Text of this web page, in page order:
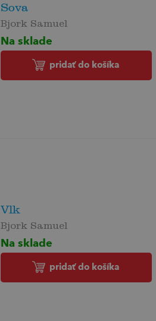
Sova
Bjork Samuel
Na sklade
pridať do košíka
Vlk
Bjork Samuel
Na sklade
pridať do košíka